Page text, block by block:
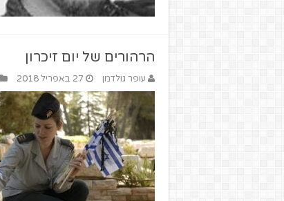
הרהורים של יום זיכרון
עופר גולדמן 27 באפריל 2018